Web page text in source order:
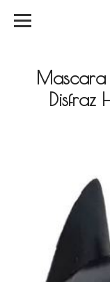
Mascara
Disfraz